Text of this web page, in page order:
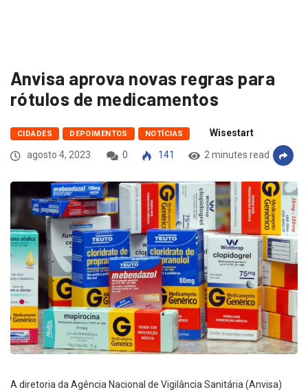
Anvisa aprova novas regras para
rótulos de medicamentos
CIDADES DEPOIMENTOS NOTÍCIAS
Wisestart
agosto 4, 2023
0 141 2 minutes read
A diretoria da Agência Nacional de Vigilância Sanitária (Anvisa)